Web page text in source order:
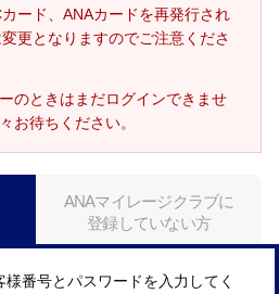
ード、ANAカードを再発行され
更となりますのでご注意くださ
のときはまだログインできませ
お待ちください。
ANAマイレージクラブに
登録していない方
番号とパスワードを入力してく